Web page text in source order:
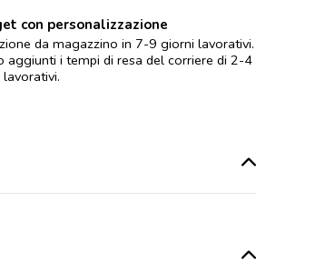
con personalizzazione
da magazzino in 7-9 giorni lavorativi.
aggiunti i tempi di resa del corriere di 2-4